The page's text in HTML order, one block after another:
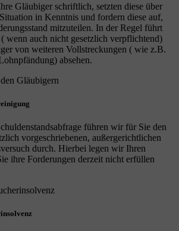
Gläubiger schriftlich, setzten diese über
in Kenntnis und fordern diese auf,
mitzuteilen. In der Regel führt
wenn auch nicht gesetzlich verpflichtend)
von weiteren Vollstreckungen ( wie z.B.
absehen.
führen wir für Sie den
vorgeschriebenen, außergerichtlichen
durch. Hierbei legen wir Ihren
ihre Forderungen derzeit nicht erfüllen